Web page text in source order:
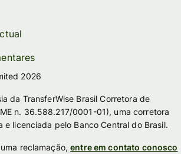
2026
da TransferWise Brasil Corretora de
n. 36.588.217/0001-01), uma corretora
e licenciada pelo Banco Central do Brasil.
reclamação,entre em contato conosco